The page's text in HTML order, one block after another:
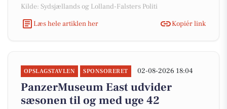
Kilde: Sydsjællands og Lolland-Falsters Politi
Læs hele artiklen her
Kopiér link
OPSLAGSTAVLEN SPONSORERET 02-08-2026 18:04
PanzerMuseum East udvider
sæsonen til og med uge 42